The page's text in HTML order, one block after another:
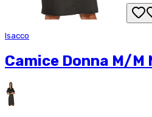
Isacco
Camice Donna M/M